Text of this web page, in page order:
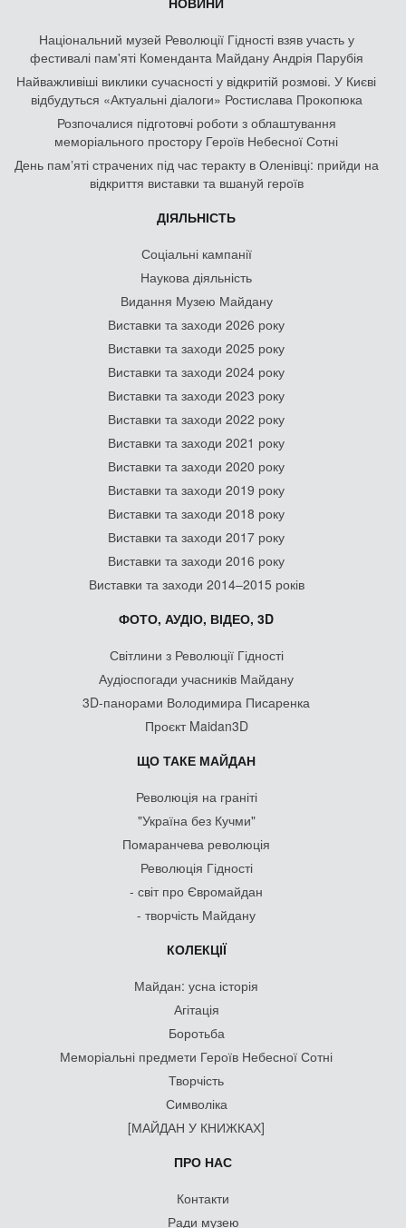
Національний музей Революції Гідності взяв участь у
фестивалі пам'яті Коменданта Майдану Андрія Парубія
Найважливіші виклики сучасності у відкритій розмові. У Києві
відбудуться «Актуальні діалоги» Ростислава Прокопюка
Розпочалися підготовчі роботи з облаштування
меморіального простору Героїв Небесної Сотні
День памʼяті страчених під час теракту в Оленівці: прийди на
відкриття виставки та вшануй героїв
ДІЯЛЬНІСТЬ
Соціальні кампанії
Наукова діяльність
Видання Музею Майдану
Виставки та заходи 2026 року
Виставки та заходи 2025 року
Виставки та заходи 2024 року
Виставки та заходи 2023 року
Виставки та заходи 2022 року
Виставки та заходи 2021 року
Виставки та заходи 2020 року
Виставки та заходи 2019 року
Виставки та заходи 2018 року
Виставки та заходи 2017 року
Виставки та заходи 2016 року
Виставки та заходи 2014–2015 років
ФОТО, АУДІО, ВІДЕО, 3D
Світлини з Революції Гідності
Аудіоспогади учасників Майдану
3D-панорами Володимира Писаренка
Проєкт Maidan3D
ЩО ТАКЕ МАЙДАН
Революція на граніті
"Україна без Кучми"
Помаранчева революція
Революція Гідності
- світ про Євромайдан
- творчість Майдану
КОЛЕКЦІЇ
Майдан: усна історія
Агітація
Боротьба
Меморіальні предмети Героїв Небесної Сотні
Творчість
Символіка
[МАЙДАН У КНИЖКАХ]
ПРО НАС
Контакти
Ради музею